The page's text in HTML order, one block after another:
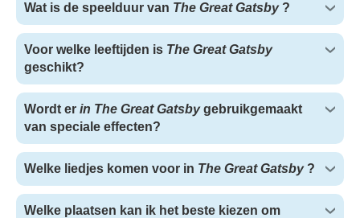
Wat is de speelduur van The Great Gatsby?
Voor welke leeftijden is The Great Gatsby
geschikt?
Wordt er in The Great Gatsbygebruikgemaakt
van speciale effecten?
Welke liedjes komen voor in The Great Gatsby?
Welke plaatsen kan ik het beste kiezen om